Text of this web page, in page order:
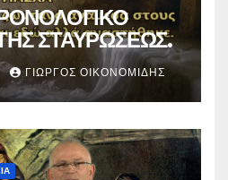
ΣΤΑΥΡΩΣΕΩΣ.
ΓΙΏΡΓΟΣ ΟΙΚΟΝΟΜΊΔΗΣ